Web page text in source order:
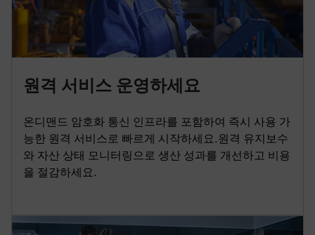
원격 서비스 운영하세요
온디맨드 암호화 통신 인프라를 포함하여 즉시 사용 가
능한 원격 서비스로 빠르게 시작하세요.원격 유지보수
와 자산 상태 모니터링으로 생산 성과를 개선하고 비용
을 절감하세요.